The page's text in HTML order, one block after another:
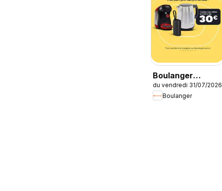
Boulanger
Catalogue des
produits
du vendredi 31/07/2026
Boulanger